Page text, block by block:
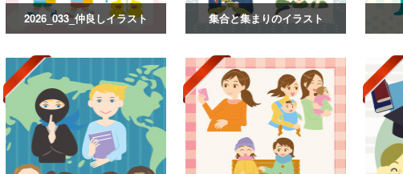
2026_033_仲良しイラスト 集合と集まりのイラスト